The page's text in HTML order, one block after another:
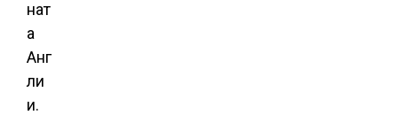
нат
а
Анг
ли
и.